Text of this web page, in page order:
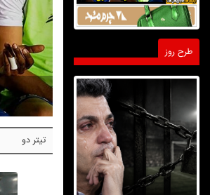
تیتر دو
طرح روز